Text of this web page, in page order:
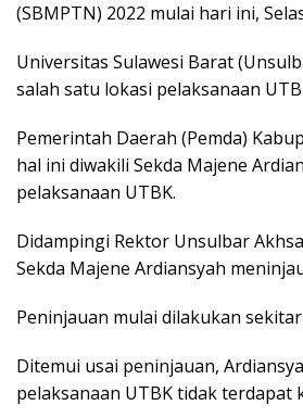
(SBMPTN) 2022 mulai hari ini,
Universitas Sulawesi Barat
salah satu lokasi pelaksanaan
Pemerintah Daerah (Pemda)
hal ini diwakili Sekda Majene
pelaksanaan UTBK.
Didampingi Rektor Unsulbar
Sekda Majene Ardiansyah
Peninjauan mulai dilakukan
Ditemui usai peninjauan,
pelaksanaan UTBK tidak terdapat